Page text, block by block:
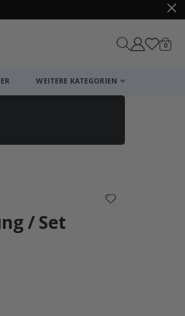
Wagen
0
WEITERE KATEGORIEN
/ Set